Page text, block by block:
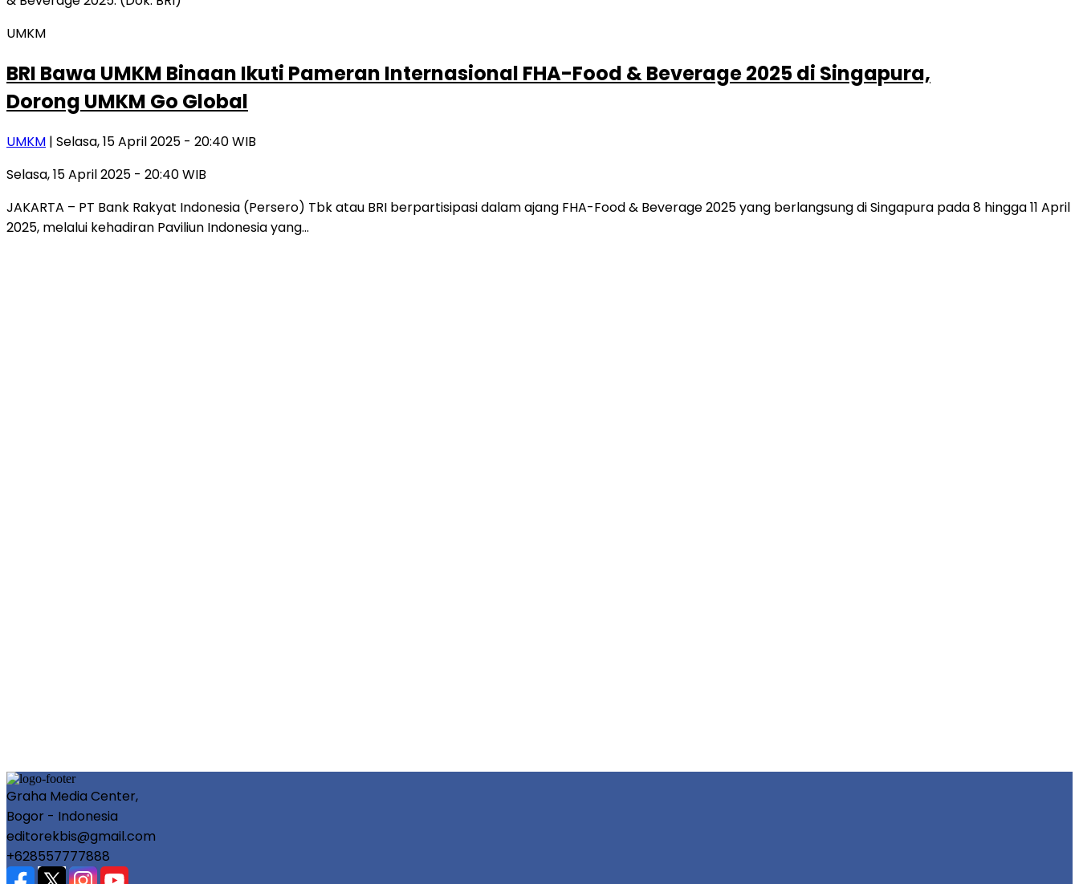
UMKM
BRI Bawa UMKM Binaan Ikuti Pameran Internasional FHA-Food & Beverage 2025 di Singapura,
Dorong UMKM Go Global
UMKM | Selasa, 15 April 2025 - 20:40 WIB
Selasa, 15 April 2025 - 20:40 WIB
JAKARTA – PT Bank Rakyat Indonesia (Persero) Tbk atau BRI berpartisipasi dalam ajang FHA-Food & Beverage 2025 yang berlangsung di Singapura pada 8 hingga 11 April
2025, melalui kehadiran Paviliun Indonesia yang…
Graha Media Center,
Bogor - Indonesia
editorekbis@gmail.com
+628557777888